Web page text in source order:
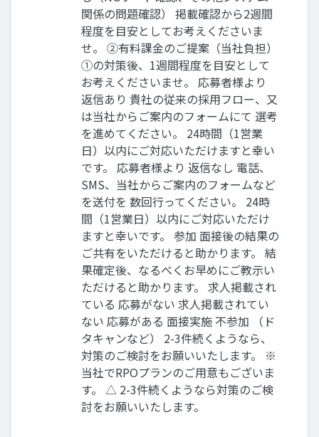
関係の問題確認） 掲載確認から2週間
程度を⽬安としてお考えくださいま
せ。 ②有料課⾦のご提案（当社負担）
①の対策後、1週間程度を⽬安として
お考えくださいませ。 応募者様より
返信あり 貴社の従来の採⽤フロー、⼜
は当社からご案内のフォームにて 選考
を進めてください。 24時間（1営業
⽇）以内にご対応いただけますと幸い
です。 応募者様より 返信なし 電話、
SMS、当社からご案内のフォームなど
を送付を 数回⾏ってください。 24時
間（1営業⽇）以内にご対応いただけ
ますと幸いです。 参加 ⾯接後の結果の
ご共有をいただけると助かります。 結
果確定後、なるべくお早めにご教⽰い
ただけると助かります。 求⼈掲載され
ている 応募がない 求⼈掲載されてい
ない 応募がある ⾯接実施 不参加 （ド
タキャンなど） 2-3件続くようなら、
対策のご検討をお願いいたします。 ※
当社でRPOプランのご⽤意もございま
す。 △ 2-3件続くようなら対策のご検
討をお願いいたします。